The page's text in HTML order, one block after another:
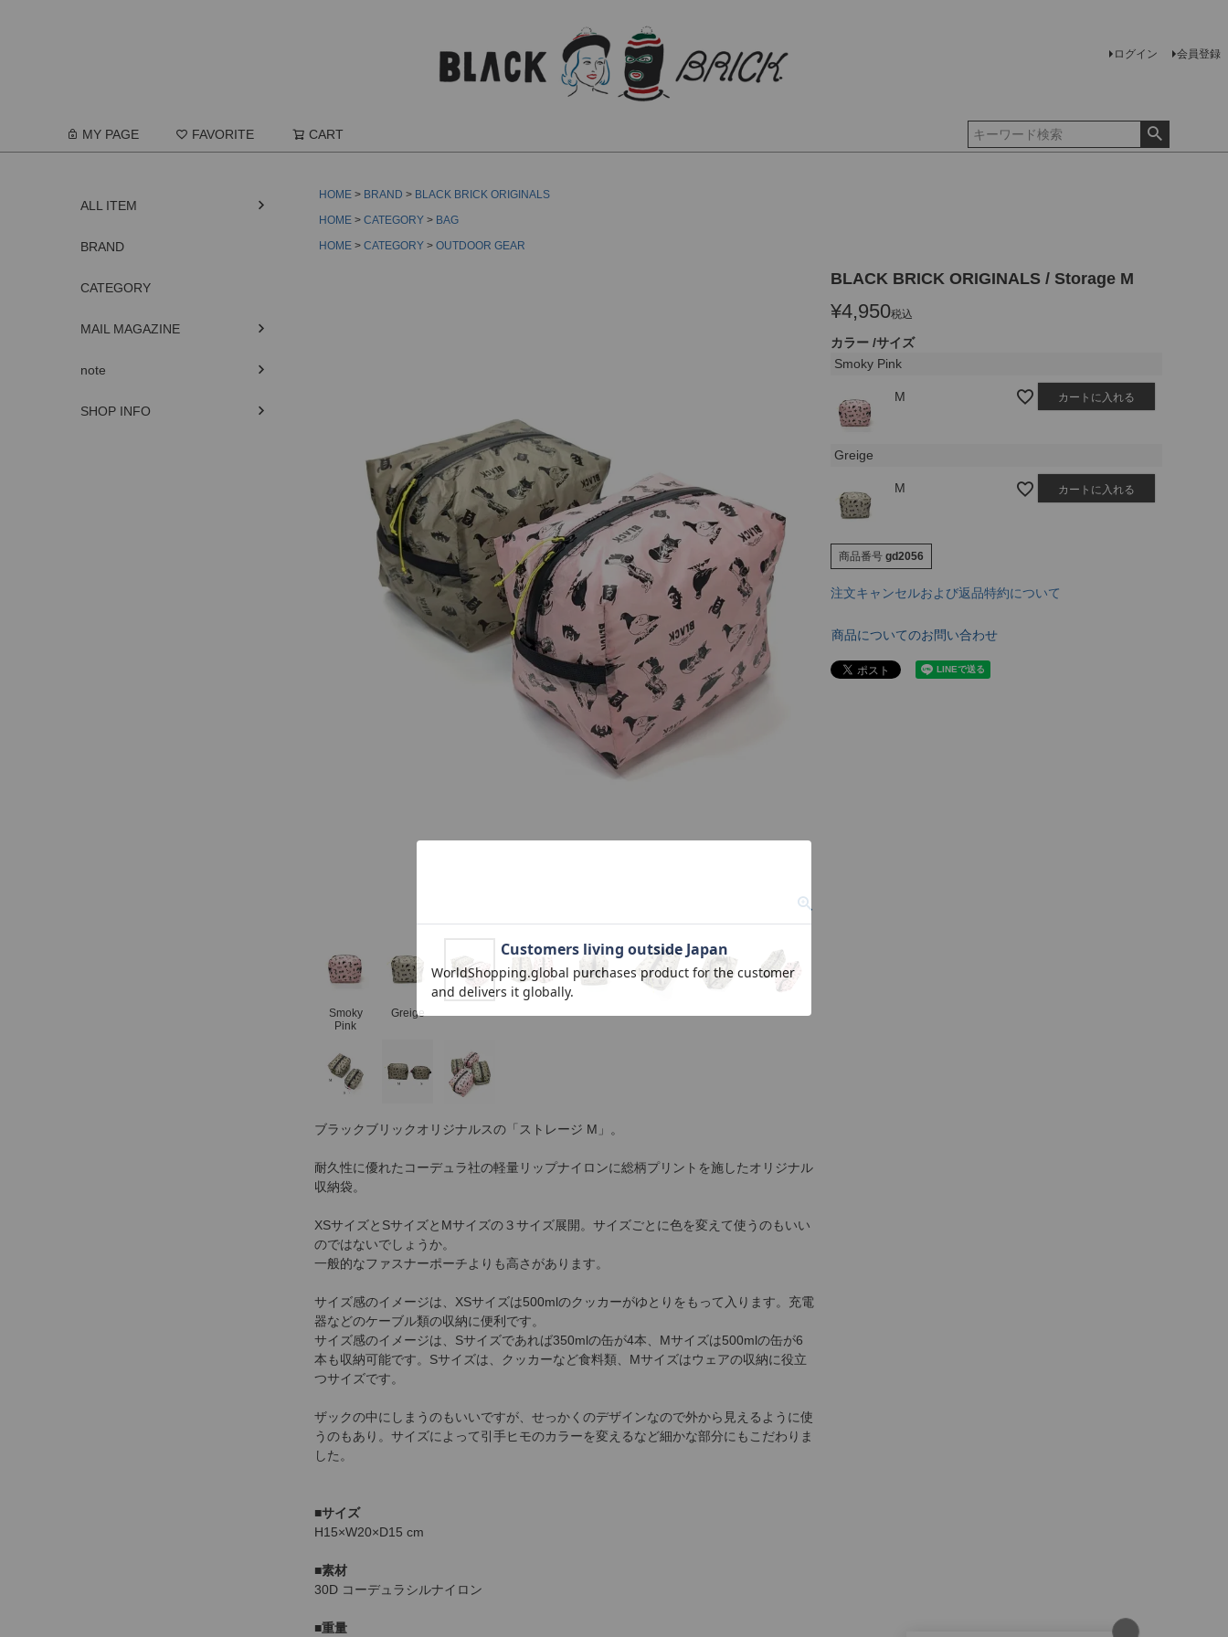
ログイン 会員登録
MY PAGE FAVORITE CART
ALL ITEM
BRAND
CATEGORY
MAIL MAGAZINE
note
SHOP INFO
HOME BRAND
BLACK BRICK ORIGINALS
HOME
CATEGORY
BAG
HOME
CATEGORY OUTDOOR GEAR
Smoky
Pink
Greige
ブラックブリックオリジナルスの「ストレージ M」。
耐久性に優れたコーデュラ社の軽量リップナイロンに総柄プリントを施したオリジナル
収納袋。
XSサイズとSサイズとMサイズの３サイズ展開。サイズごとに色を変えて使うのもいい
のではないでしょうか。
一般的なファスナーポーチよりも高さがあります。
サイズ感のイメージは、XSサイズは500mlのクッカーがゆとりをもって入ります。充電
器などのケーブル類の収納に便利です。
サイズ感のイメージは、Sサイズであれば350mlの缶が4本、Mサイズは500mlの缶が6
本も収納可能です。Sサイズは、クッカーなど食料類、Mサイズはウェアの収納に役立
つサイズです。
ザックの中にしまうのもいいですが、せっかくのデザインなので外から見えるように使
うのもあり。サイズによって引手ヒモのカラーを変えるなど細かな部分にもこだわりま
した。
■サイズ
H15×W20×D15 cm
■素材
30D コーデュラシルナイロン
■重量
BLACK BRICK ORIGINALS / Storage M
¥4,950税込
カラー サイズ
Smoky Pink
M カートに入れる
Greige
M カートに入れる
商品番号 gd2056
注文キャンセルおよび返品特約について
商品についてのお問い合わせ